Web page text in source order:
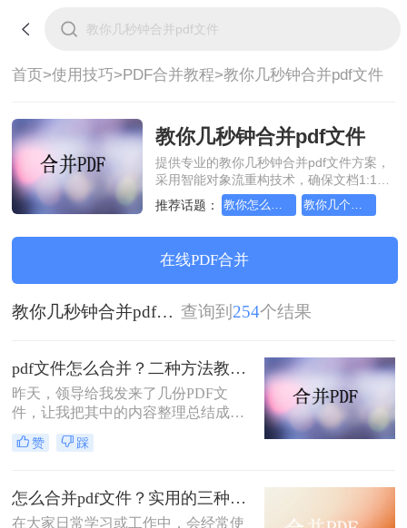
首页>使用技巧>PDF合并教程>教你几秒钟合并pdf文件
教你几秒钟合并pdf文件
提供专业的教你几秒钟合并pdf文件方案，
采用智能对象流重构技术，确保文档1:1高
保真还原且排版不乱码。支持一键批量处
理，全链路 SSL 加密保障隐私安全。助您
装，高效办公。
推荐话题： 教你怎么简单又方便合并pdf文件 教你几个合并pdf文件的方法
在线PDF合并
教你几秒钟合并pdf文件 查询到 254个结果
pdf文件怎么合并？二种方法教你简单合并~
昨天，领导给我发来了几份PDF文
件，让我把其中的内容整理总结成一
个精简版的文档发给他。由于PDF文
件不支持我直接进行编辑，而且如果
并在一起的话又有点太麻烦了。于是
我就用软件先将PDF文档合并在一
赞 踩
怎么合并pdf文件？实用的三种方法！
在大家日常学习或工作中，会经常使